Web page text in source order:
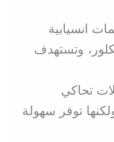
انسيابية
وتستهدف
تحاكي
توفر سهولة